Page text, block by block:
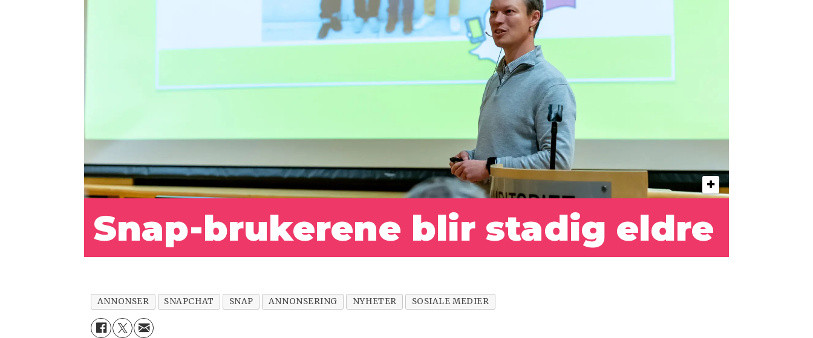
Snap-brukerene blir stadig eldre
ANNONSER SNAPCHAT SNAP ANNONSERING NYHETER SOSIALE MEDIER